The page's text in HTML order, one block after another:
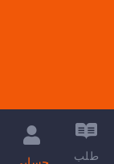
طلب